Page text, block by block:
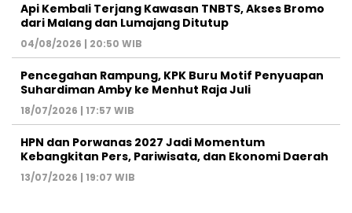
Api Kembali Terjang Kawasan TNBTS, Akses Bromo
dari Malang dan Lumajang Ditutup
04/08/2026 | 20:50 WIB
Pencegahan Rampung, KPK Buru Motif Penyuapan
Suhardiman Amby ke Menhut Raja Juli
18/07/2026 | 17:57 WIB
HPN dan Porwanas 2027 Jadi Momentum
Kebangkitan Pers, Pariwisata, dan Ekonomi Daerah
13/07/2026 | 19:07 WIB